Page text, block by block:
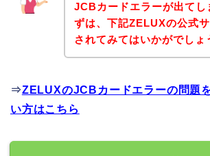
JCBカードエラーが出てし
ずは、下記ZELUXの公式
されてみてはいかがでしょ
⇒ZELUXのJCBカードエラーの問題
い方はこちら